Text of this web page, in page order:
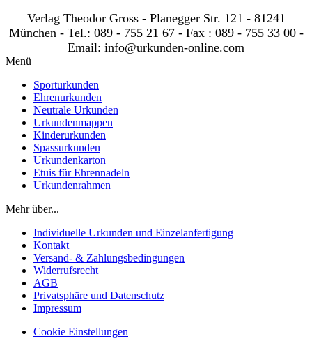
Verlag Theodor Gross - Planegger Str. 121 - 81241
München - Tel.: 089 - 755 21 67 - Fax : 089 - 755 33 00 -
Email: info@urkunden-online.com
Menü
Sporturkunden
Ehrenurkunden
Neutrale Urkunden
Urkundenmappen
Kinderurkunden
Spassurkunden
Urkundenkarton
Etuis für Ehrennadeln
Urkundenrahmen
Mehr über...
Individuelle Urkunden und Einzelanfertigung
Kontakt
Versand- & Zahlungsbedingungen
Widerrufsrecht
AGB
Privatsphäre und Datenschutz
Impressum
Cookie Einstellungen